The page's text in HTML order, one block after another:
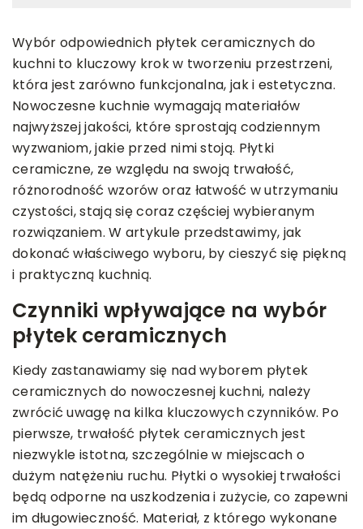
Wybór odpowiednich płytek ceramicznych do
kuchni to kluczowy krok w tworzeniu przestrzeni,
która jest zarówno funkcjonalna, jak i estetyczna.
Nowoczesne kuchnie wymagają materiałów
najwyższej jakości, które sprostają codziennym
wyzwaniom, jakie przed nimi stoją. Płytki
ceramiczne, ze względu na swoją trwałość,
różnorodność wzorów oraz łatwość w utrzymaniu
czystości, stają się coraz częściej wybieranym
rozwiązaniem. W artykule przedstawimy, jak
dokonać właściwego wyboru, by cieszyć się piękną
i praktyczną kuchnią.
Czynniki wpływające na wybór
płytek ceramicznych
Kiedy zastanawiamy się nad wyborem płytek
ceramicznych do nowoczesnej kuchni, należy
zwrócić uwagę na kilka kluczowych czynników. Po
pierwsze, trwałość płytek ceramicznych jest
niezwykle istotna, szczególnie w miejscach o
dużym natężeniu ruchu. Płytki o wysokiej trwałości
będą odporne na uszkodzenia i zużycie, co zapewni
im długowieczność. Materiał, z którego wykonane